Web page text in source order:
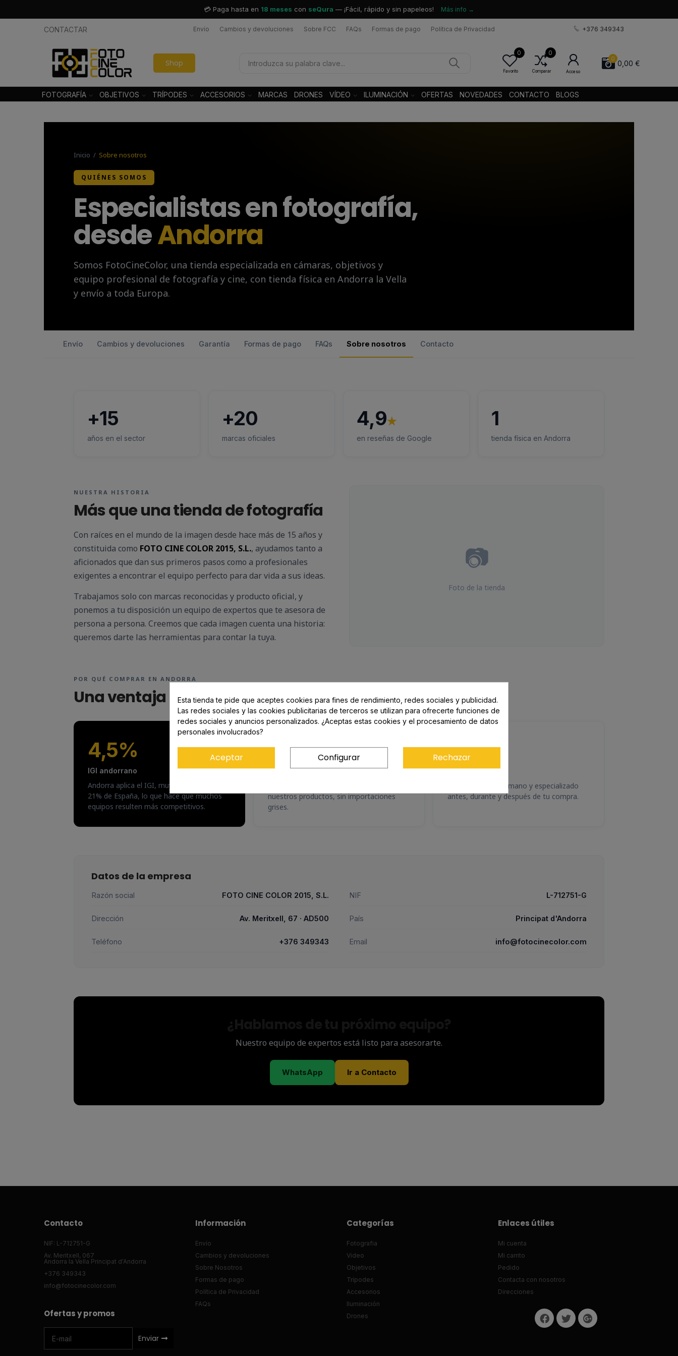
💳 Paga hasta en 18 meses con seQura — ¡Fácil, rápido y sin papeleos! Más info →
CONTACTAR Envío Cambios y devoluciones Sobre FCC FAQs Formas de pago Política de Privacidad +376 349343
Shop
0
Favorito
0
Comparar Acceso
0
0,00 €
FOTOGRAFÍA OBJETIVOS TRÍPODES ACCESORIOS MARCAS DRONES VÍDEO ILUMINACIÓN OFERTAS NOVEDADES CONTACTO BLOGS
Inicio / Sobre nosotros
QUIÉNES SOMOS
Especialistas en fotografía,
desdeAndorra
Somos FotoCineColor, una tienda especializada en cámaras, objetivos y
equipo profesional de fotografía y cine, con tienda física en Andorra la Vella
y envío a toda Europa.
Envío Cambios y devoluciones Garantía Formas de pago FAQs Sobre nosotros Contacto
+15
años en el sector
+20
marcas oficiales
4,9★
en reseñas de Google
1
tienda física en Andorra
NUESTRA HISTORIA
Más que una tienda de fotografía
Con raíces en el mundo de la imagen desde hace más de 15 años y
constituida como FOTO CINE COLOR 2015, S.L., ayudamos tanto a
aficionados que dan sus primeros pasos como a profesionales
exigentes a encontrar el equipo perfecto para dar vida a sus ideas.
Trabajamos solo con marcas reconocidas y producto oficial, y
ponemos a tu disposición un equipo de expertos que te asesora de
persona a persona. Creemos que cada imagen cuenta una historia:
queremos darte las herramientas para contar la tuya.
📷
Foto de la tienda
POR QUÉ COMPRAR EN ANDORRA
Una ventaja para tu bolsillo
4,5%
IGI andorrano
Andorra aplica el IGI, muy inferior al IVA del
21% de España, lo que hace que muchos
equipos resulten más competitivos.
🛡️
Producto oficial
nuestros productos, sin importaciones
grises.
🤝
Trato cercano
Asesoramiento humano y especializado
antes, durante y después de tu compra.
Datos de la empresa
Razón social FOTO CINE COLOR 2015, S.L. NIF L-712751-G
Dirección Av. Meritxell, 67 · AD500 País Principat d'Andorra
Teléfono +376 349343 Email info@fotocinecolor.com
Nuestro equipo de expertos está listo para asesorarte.
WhatsApp Ir a Contacto
Contacto
NIF: L-712751-G
Av. Meritxell, 067
Andorra la Vella Principat d'Andorra
+376 349343
info@fotocinecolor.com
Ofertas y promos
Enviar
Información
Envío
Cambios y devoluciones
Sobre Nosotros
Formas de pago
Política de Privacidad
FAQs
Categorías
Fotografia
Video
Objetivos
Trípodes
Accesorios
Iluminación
Drones
Enlaces útiles
Mi cuenta
Mi carrito
Pedido
Contacta con nosotros
Direcciones
Esta tienda te pide que aceptes cookies para fines de rendimiento, redes sociales y publicidad.
Las redes sociales y las cookies publicitarias de terceros se utilizan para ofrecerte funciones de
redes sociales y anuncios personalizados. ¿Aceptas estas cookies y el procesamiento de datos
personales involucrados?
Aceptar Configurar Rechazar